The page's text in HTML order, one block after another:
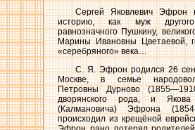
Сергей Яковлевич Эфрон
историю, как муж
равнозначного Пушкину,
Марины Ивановны Цветаевой,
«серебряного» века…
С. Я. Эфрон родился 26
Москве, в семье
Петровны Дурново
дворянского рода, и Якова
(Калмановича) Эфрона
происходил из крещёной